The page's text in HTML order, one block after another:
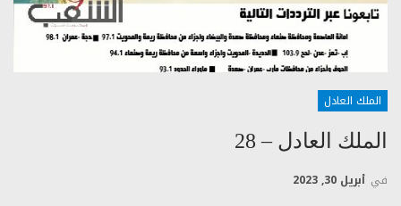
الملك العادل
الملك العادل – 28
في أبريل 30, 2023